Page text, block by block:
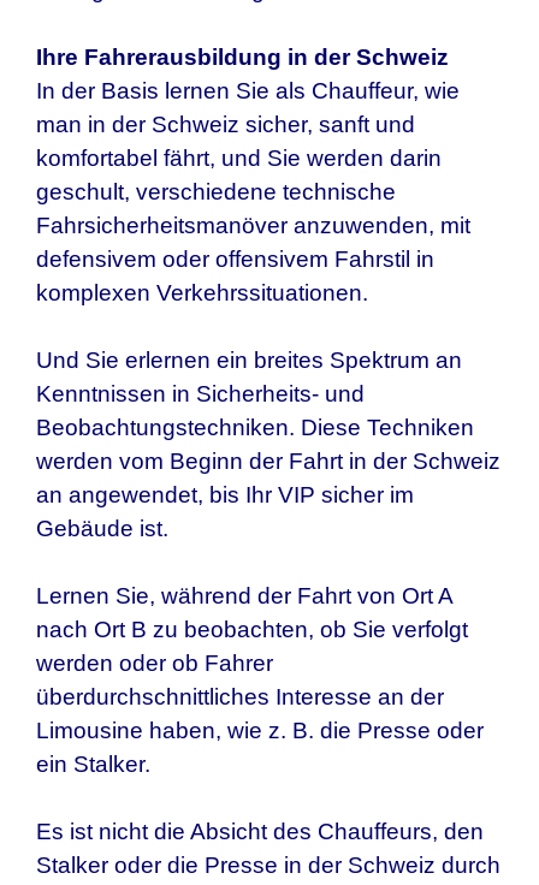
Ihre Fahrerausbildung in der Schweiz
In der Basis lernen Sie als Chauffeur, wie
man in der Schweiz sicher, sanft und
komfortabel fährt, und Sie werden darin
geschult, verschiedene technische
Fahrsicherheitsmanöver anzuwenden, mit
defensivem oder offensivem Fahrstil in
komplexen Verkehrssituationen.
Und Sie erlernen ein breites Spektrum an
Kenntnissen in Sicherheits- und
Beobachtungstechniken. Diese Techniken
werden vom Beginn der Fahrt in der Schweiz
an angewendet, bis Ihr VIP sicher im
Gebäude ist.
Lernen Sie, während der Fahrt von Ort A
nach Ort B zu beobachten, ob Sie verfolgt
werden oder ob Fahrer
überdurchschnittliches Interesse an der
Limousine haben, wie z. B. die Presse oder
ein Stalker.
Es ist nicht die Absicht des Chauffeurs, den
Stalker oder die Presse in der Schweiz durch